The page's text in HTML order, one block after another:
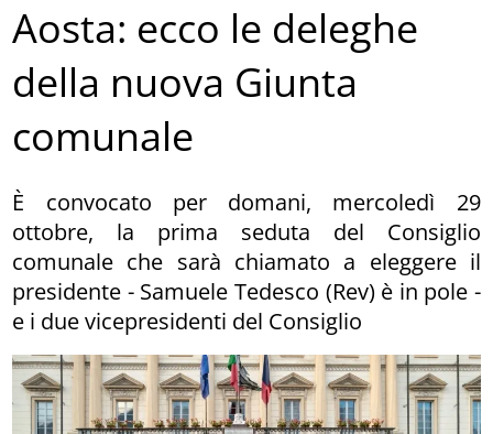
Aosta: ecco le deleghe
della nuova Giunta
comunale
È convocato per domani, mercoledì 29
ottobre, la prima seduta del Consiglio
comunale che sarà chiamato a eleggere il
presidente - Samuele Tedesco (Rev) è in pole -
e i due vicepresidenti del Consiglio